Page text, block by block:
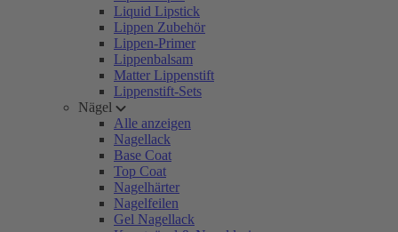
Liquid Lipstick
Lippen Zubehör
Lippen-Primer
Lippenbalsam
Matter Lippenstift
Lippenstift-Sets
Nägel
Alle anzeigen
Nagellack
Base Coat
Top Coat
Nagelhärter
Nagelfeilen
Gel Nagellack